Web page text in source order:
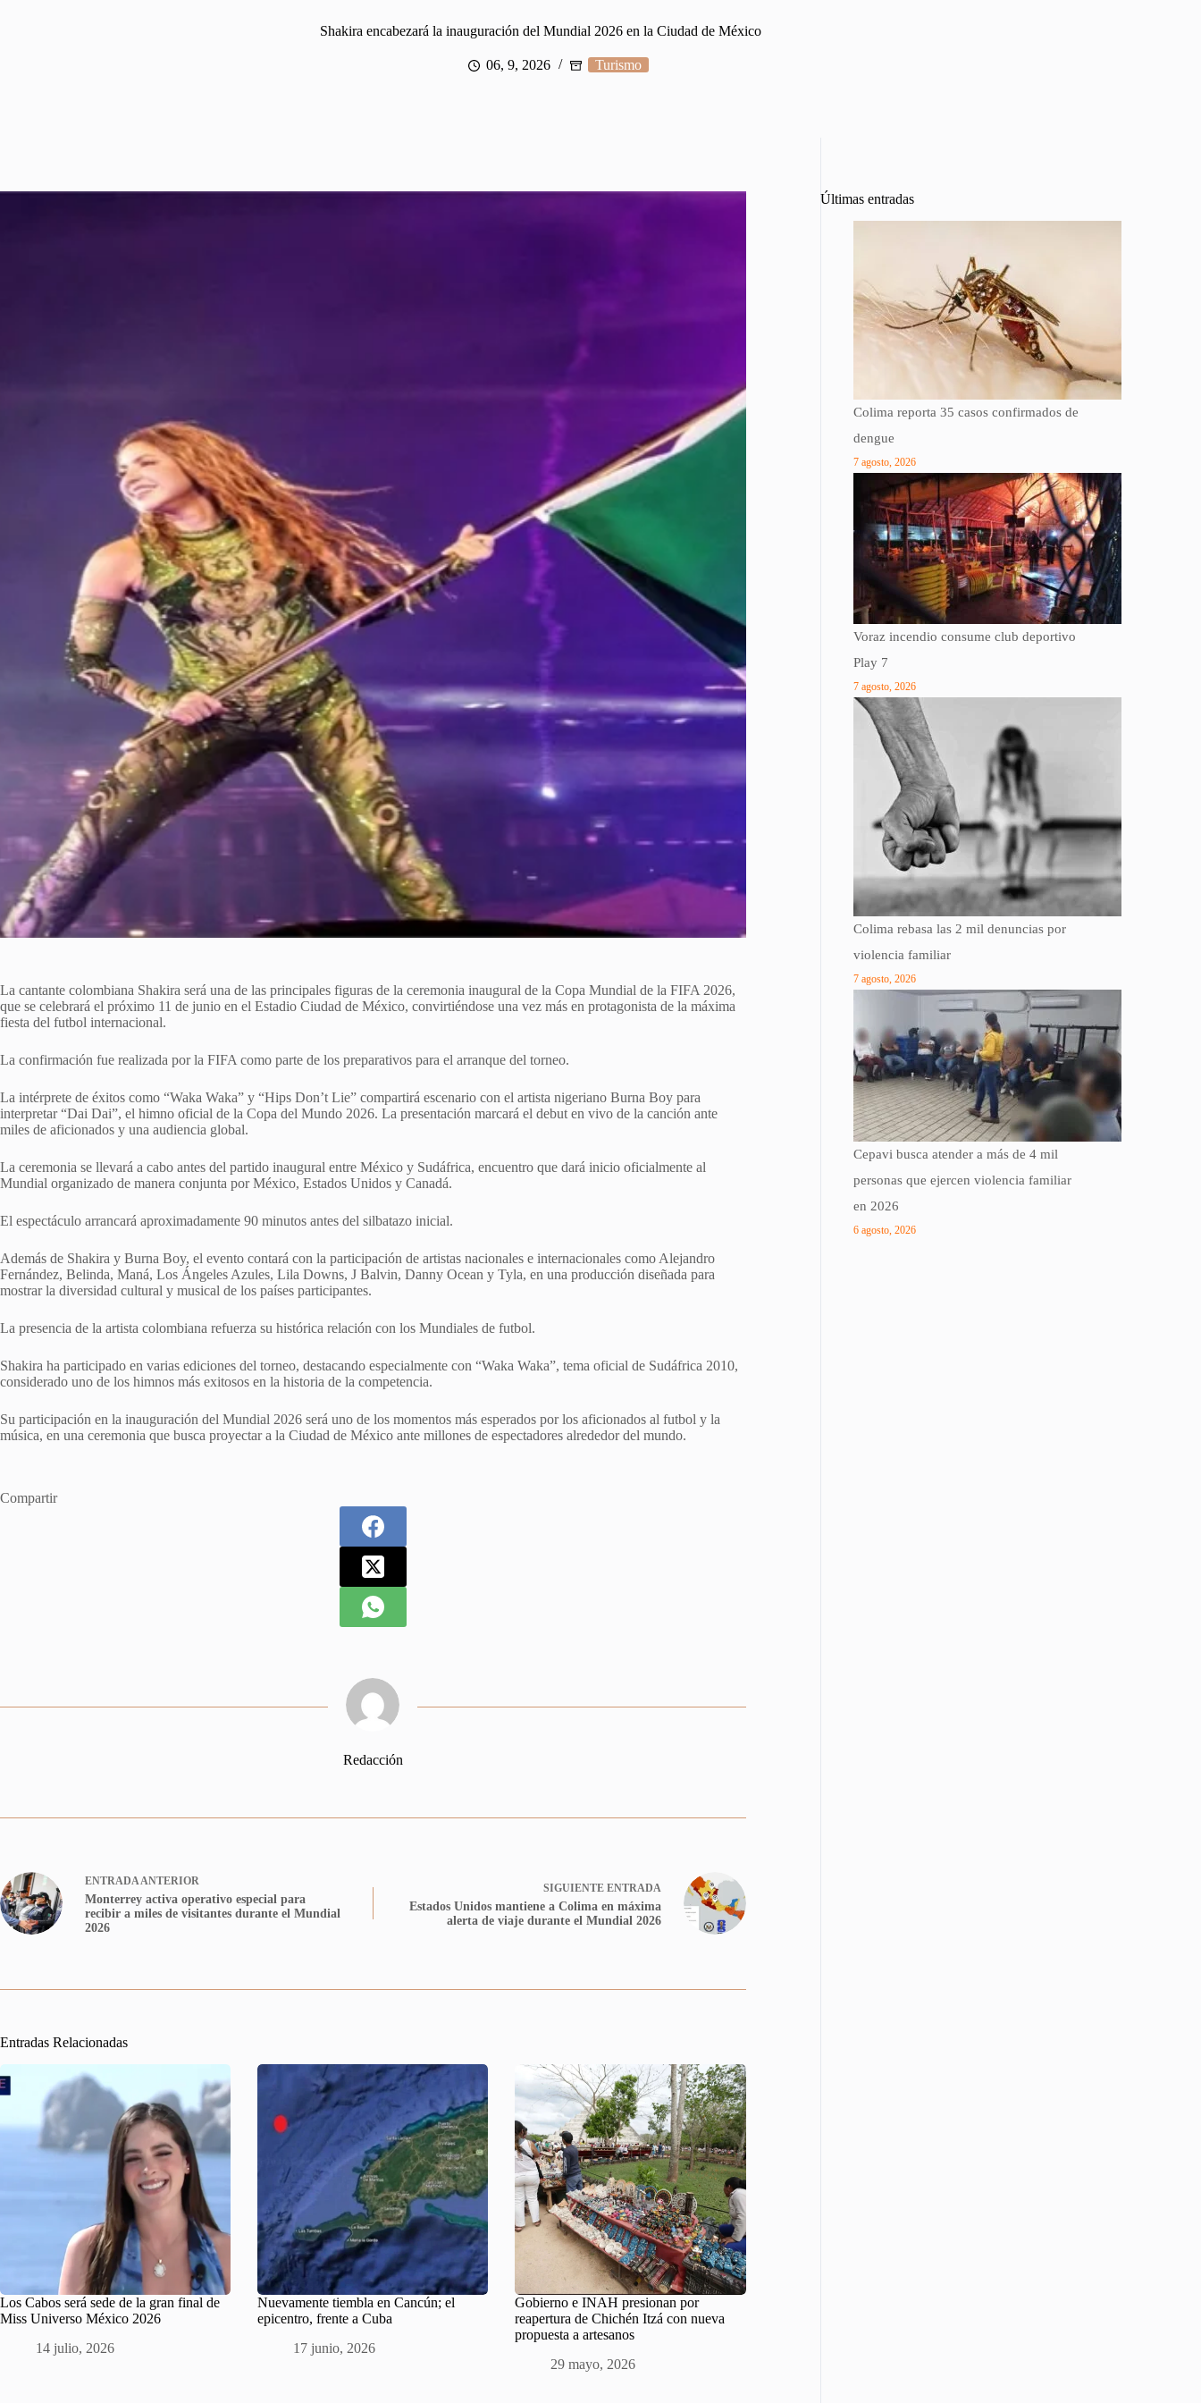
Shakira encabezará la inauguración del Mundial 2026 en la Ciudad de México
06, 9, 2026 Turismo
La cantante colombiana Shakira será una de las principales figuras de la ceremonia inaugural de la Copa Mundial de la FIFA 2026,
que se celebrará el próximo 11 de junio en el Estadio Ciudad de México, convirtiéndose una vez más en protagonista de la máxima
fiesta del futbol internacional.
La confirmación fue realizada por la FIFA como parte de los preparativos para el arranque del torneo.
La intérprete de éxitos como “Waka Waka” y “Hips Don’t Lie” compartirá escenario con el artista nigeriano Burna Boy para
interpretar “Dai Dai”, el himno oficial de la Copa del Mundo 2026. La presentación marcará el debut en vivo de la canción ante
miles de aficionados y una audiencia global.
La ceremonia se llevará a cabo antes del partido inaugural entre México y Sudáfrica, encuentro que dará inicio oficialmente al
Mundial organizado de manera conjunta por México, Estados Unidos y Canadá.
El espectáculo arrancará aproximadamente 90 minutos antes del silbatazo inicial.
Además de Shakira y Burna Boy, el evento contará con la participación de artistas nacionales e internacionales como Alejandro
Fernández, Belinda, Maná, Los Ángeles Azules, Lila Downs, J Balvin, Danny Ocean y Tyla, en una producción diseñada para
mostrar la diversidad cultural y musical de los países participantes.
La presencia de la artista colombiana refuerza su histórica relación con los Mundiales de futbol.
Shakira ha participado en varias ediciones del torneo, destacando especialmente con “Waka Waka”, tema oficial de Sudáfrica 2010,
considerado uno de los himnos más exitosos en la historia de la competencia.
Su participación en la inauguración del Mundial 2026 será uno de los momentos más esperados por los aficionados al futbol y la
música, en una ceremonia que busca proyectar a la Ciudad de México ante millones de espectadores alrededor del mundo.
Compartir
Redacción
ENTRADA ANTERIOR
Monterrey activa operativo especial para
recibir a miles de visitantes durante el Mundial
2026
SIGUIENTE ENTRADA
Estados Unidos mantiene a Colima en máxima
alerta de viaje durante el Mundial 2026
Entradas Relacionadas
Los Cabos será sede de la gran final de
Miss Universo México 2026
14 julio, 2026
Nuevamente tiembla en Cancún; el
epicentro, frente a Cuba
17 junio, 2026
Gobierno e INAH presionan por
reapertura de Chichén Itzá con nueva
propuesta a artesanos
29 mayo, 2026
Últimas entradas
Colima reporta 35 casos confirmados de
dengue
7 agosto, 2026
Voraz incendio consume club deportivo
Play 7
7 agosto, 2026
Colima rebasa las 2 mil denuncias por
violencia familiar
7 agosto, 2026
Cepavi busca atender a más de 4 mil
personas que ejercen violencia familiar
en 2026
6 agosto, 2026